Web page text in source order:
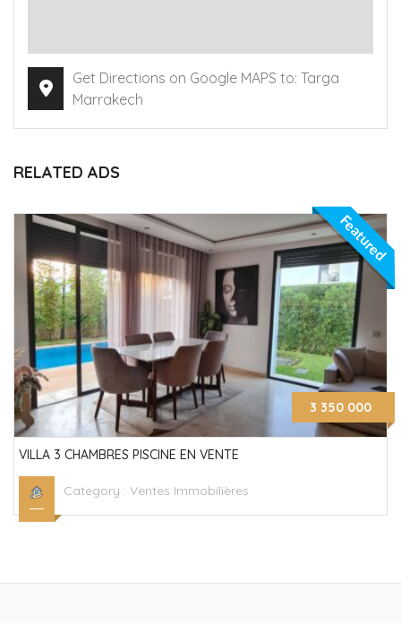
Get Directions on Google MAPS to: Targa
Marrakech
RELATED ADS
Featured
3 350 000
VILLA 3 CHAMBRES PISCINE EN VENTE
Category : Ventes Immobilières